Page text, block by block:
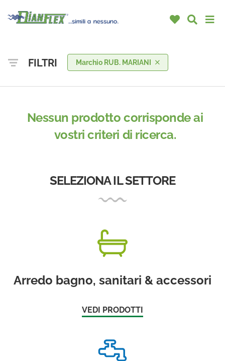
FILTRI Marchio RUB. MARIANI
Nessun prodotto corrisponde ai
vostri criteri di ricerca.
SELEZIONA IL SETTORE
Arredo bagno, sanitari & accessori
VEDI PRODOTTI